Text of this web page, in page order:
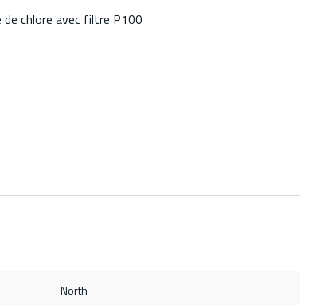
de chlore avec filtre P100
North